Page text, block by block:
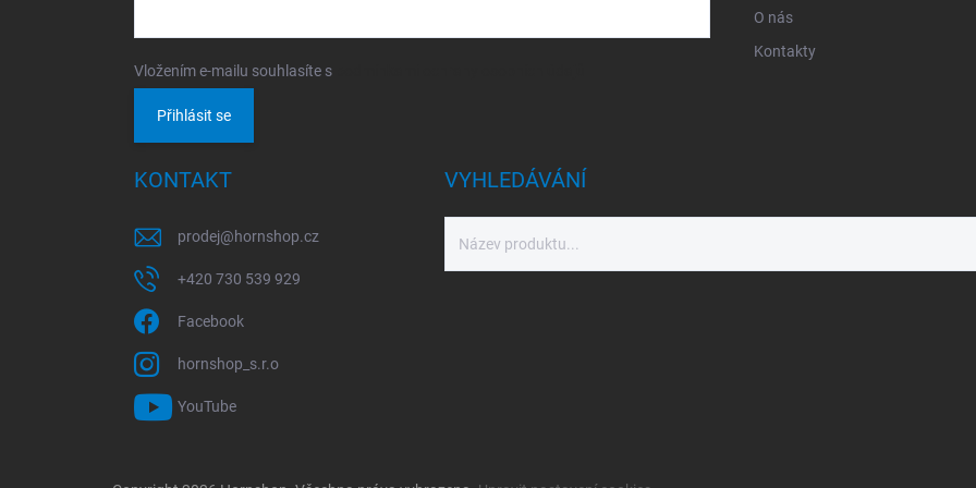
Vložením e-mailu souhlasíte s
Přihlásit se
O nás
Kontakty
KONTAKT
prodej@hornshop.cz
+420 730 539 929
Facebook
hornshop_s.r.o
YouTube
VYHLEDÁVÁNÍ